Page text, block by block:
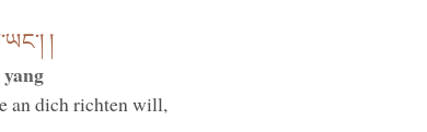
།
an dich richten will,